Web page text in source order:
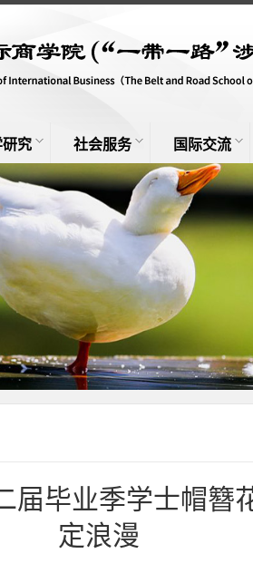
究 社会服务 国际交流
届毕业季学士帽
定浪漫